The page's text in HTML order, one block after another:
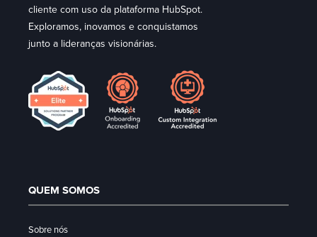
cliente com uso da plataforma HubSpot.
Exploramos, inovamos e conquistamos
junto a lideranças visionárias.
QUEM SOMOS
Sobre nós